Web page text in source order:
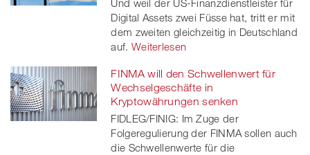
Und weil der US-Finanzdienstleister für
Digital Assets zwei Füsse hat, tritt er mit
dem zweiten gleichzeitig in Deutschland
auf. Weiterlesen
FINMA will den Schwellenwert für
Wechselgeschäfte in
Kryptowährungen senken
FIDLEG/FINIG: Im Zuge der
Folgeregulierung der FINMA sollen auch
die Schwellenwerte für die